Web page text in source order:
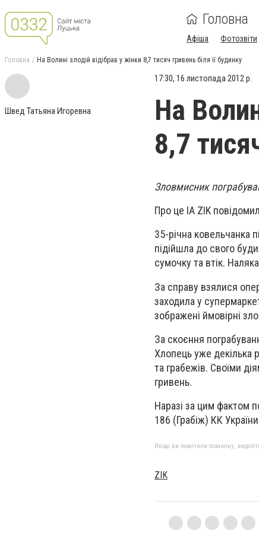
Головна
Афіша Фотозвіти
Головна На Волині злодій відібрав у жінки 8,7 тисяч гривень біля її будинку
Швед Татьяна Игоревна
17:30, 16 листопада 2012 р.
На
8,7
Зловмисник
Про це ІА ZIK
35-річна ковельчанка
підійшла до свого
сумочку та втік.
За справу взялися
заходила у
зображені ймовірні
За скоєння
Хлопець уже декілька
та грабежів. Своїми
гривень.
Наразі за цим фактом
186 (Грабіж) КК
Якщо ви помітили помилку,
ZIK